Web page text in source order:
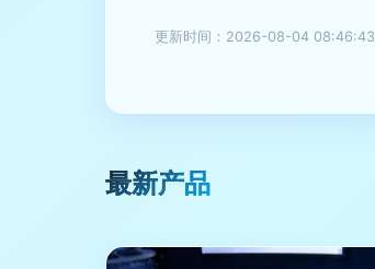
更新时间：2026-08-04 08:46:43
最新产品